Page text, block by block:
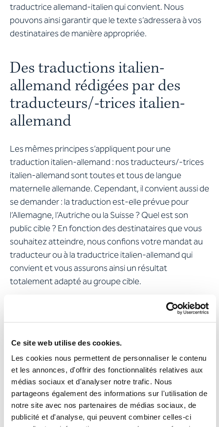
Ce site web utilise des cookies.
Les cookies nous permettent de personnaliser le contenu
et les annonces, d'offrir des fonctionnalités relatives aux
médias sociaux et d'analyser notre trafic. Nous
partageons également des informations sur l'utilisation de
notre site avec nos partenaires de médias sociaux, de
publicité et d'analyse, qui peuvent combiner celles-ci
traductrice allemand-italien qui convient. Nous
pouvons ainsi garantir que le texte s’adressera à vos
destinataires de manière appropriée.
Des traductions italien-
allemand rédigées par des
traducteurs/-trices italien-
allemand
Les mêmes principes s’appliquent pour une
traduction italien-allemand : nos traducteurs/-trices
italien-allemand sont toutes et tous de langue
maternelle allemande. Cependant, il convient aussi de
se demander : la traduction est-elle prévue pour
l’Allemagne, l’Autriche ou la Suisse ? Quel est son
public cible ? En fonction des destinataires que vous
souhaitez atteindre, nous confions votre mandat au
traducteur ou à la traductrice italien-allemand qui
convient et vous assurons ainsi un résultat
totalement adapté au groupe cible.
Quoi qu’il en soit, nous considérons tous les points
évoqués afin de vous garantir l’obtention d’un produit
public cible !
Ici vous pouvez demander une offrepour votre
traduction allemand-italien et italien-allemand.